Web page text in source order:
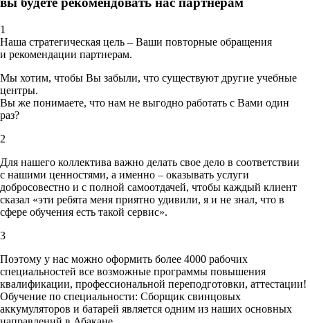
1
Наша стратегическая цель – Ваши повторные обращения
и рекомендации партнерам.
Мы хотим, чтобы Вы забыли, что существуют другие учебные
центры.
Вы же понимаете, что нам не выгодно работать с Вами один
раз?
2
Для нашего коллектива важно делать свое дело в соответствии
с нашими ценностями, а именно – оказывать услуги
добросовестно и с полной самоотдачей, чтобы каждый клиент
сказал «эти ребята меня приятно удивили, я и не знал, что в
сфере обучения есть такой сервис».
3
Поэтому у нас можно оформить более 4000 рабочих
специальностей все возможные программы повышения
квалификации, профессиональной переподготовки, аттестации!
Обучение по специальности: Сборщик свинцовых
аккумуляторов и батарей является одним из наших основных